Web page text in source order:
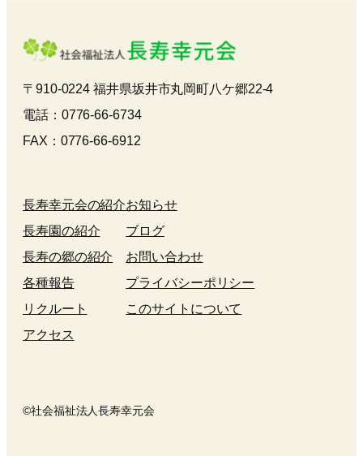
〒910-0224 福井県坂井市丸岡町八ケ郷22-4
電話：0776-66-6734
FAX：0776-66-6912
長寿幸元会の紹介
長寿園の紹介
長寿の郷の紹介
各種報告
リクルート
アクセス
お知らせ
ブログ
お問い合わせ
プライバシーポリシー
このサイトについて
©社会福祉法人長寿幸元会